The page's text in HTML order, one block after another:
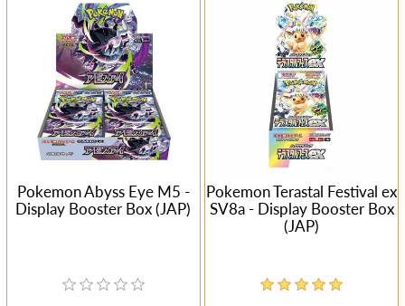
Pokemon Abyss Eye M5 -
Display Booster Box (JAP)
Pokemon Terastal Festival ex
SV8a - Display Booster Box
(JAP)